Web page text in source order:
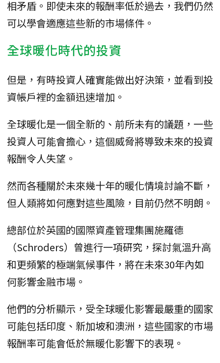
相矛盾。即使未來的報酬率低於過去，我們仍然
可以學會適應這些新的市場條件。
全球暖化時代的投資
但是，有時投資人確實能做出好決策，並看到投
資帳戶裡的金額迅速增加。
全球暖化是一個全新的、前所未有的議題，一些
投資人可能會擔心，這個威脅將導致未來的投資
報酬令人失望。
然而各種關於未來幾十年的暖化情境討論不斷，
但人類將如何應對這些風險，目前仍然不明朗。
總部位於英國的國際資產管理集團施羅德
（Schroders）曾進行一項研究，探討氣溫升高
和更頻繁的極端氣候事件，將在未來30年內如
何影響金融市場。
他們的分析顯示，受全球暖化影響最嚴重的國家
可能包括印度、新加坡和澳洲，這些國家的市場
報酬率可能會低於無暖化影響下的表現。